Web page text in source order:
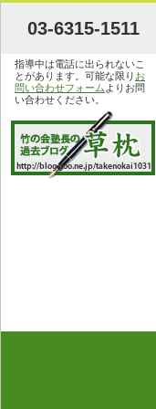
03-6315-1511
指導中は電話に出られないこ
とがあります。可能な限り お
問い合わせフォーム よりお問
い合わせください。